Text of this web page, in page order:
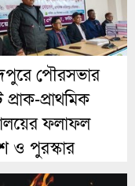
পৌরসভার
প্রাক-প্রাথমিক
ফলাফল
ও পুরস্কার